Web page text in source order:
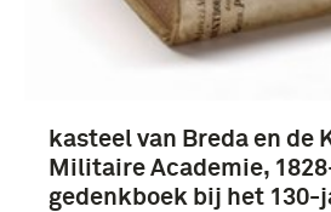
1801-1850 (5)
1901-1950 (4)
kasteel van Breda en de
Militaire Academie,
gedenkboek bij het 130-